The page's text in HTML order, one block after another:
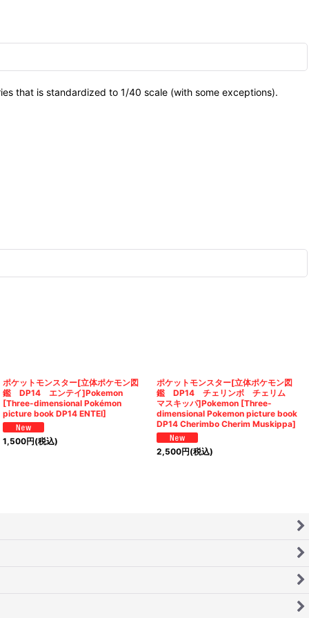
that is standardized to 1/40 scale (with some exceptions).
ポケットモンスター[立体ポケモン図
鑑 DP14 エンテイ]Pokemon
[Three-dimensional Pokémon
picture book DP14 ENTEI]
1,500円(税込)
ポケットモンスター[立体ポケモン図
鑑 DP14 チェリンボ チェリム
マスキッパ]Pokemon [Three-
dimensional Pokemon picture book
DP14 Cherimbo Cherim Muskippa]
2,500円(税込)